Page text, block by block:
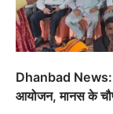
Dhanbad News:
आयोजन, मानस के